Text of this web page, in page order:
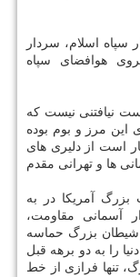
سپاه اسلام، سردار
هوافضای سپاه
نیافتنی نیست كه
این مرز و بوم بوده
است از دلیری های
ها و تهرانی مقدم
بزرگ آمریكا در به
آسمانی مقاومت،
شیطان بزرگ حماسه
را به دو برهه قبل
تنها فرازی از خط